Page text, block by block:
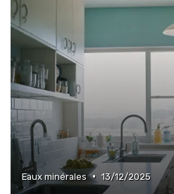
Eaux minérales • 13/12/2025